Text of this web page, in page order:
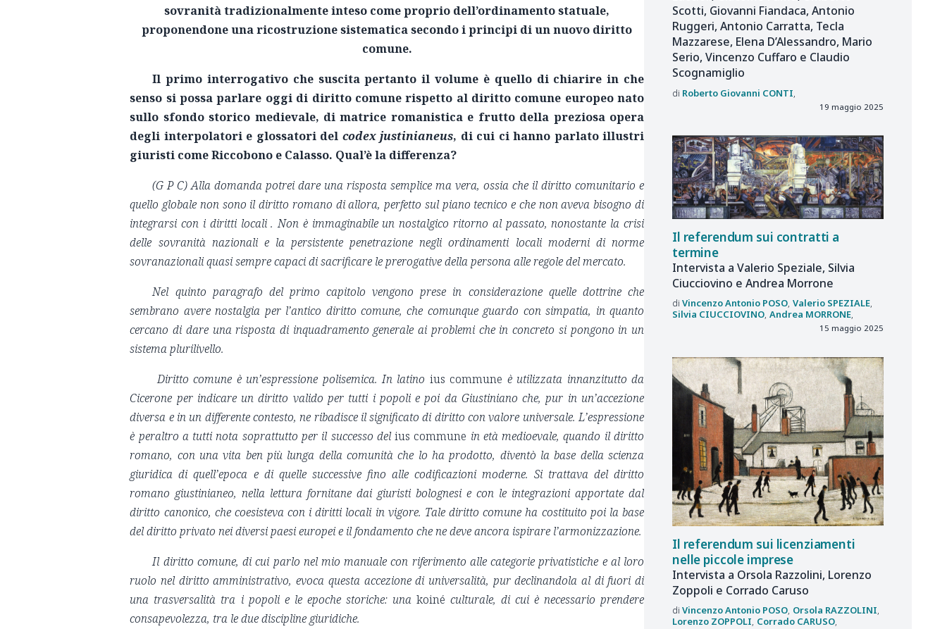
sovranità tradizionalmente inteso come proprio dell’ordinamento statuale,
proponendone una ricostruzione sistematica secondo i principi di un nuovo diritto
comune.
Il primo interrogativo che suscita pertanto il volume è quello di chiarire in che
senso si possa parlare oggi di diritto comune rispetto al diritto comune europeo nato
sullo sfondo storico medievale, di matrice romanistica e frutto della preziosa opera
degli interpolatori e glossatori del codex justinianeus, di cui ci hanno parlato illustri
giuristi come Riccobono e Calasso. Qual’è la differenza?
(G P C)Alla domanda potrei dare una risposta semplice ma vera, ossia che il diritto comunitario e
quello globale non sono il diritto romano di allora, perfetto sul piano tecnico e che non aveva bisogno di
integrarsi con i diritti locali . Non è immaginabile un nostalgico ritorno al passato, nonostante la crisi
delle sovranità nazionali e la persistente penetrazione negli ordinamenti locali moderni di norme
sovranazionali quasi sempre capaci di sacrificare le prerogative della persona alle regole del mercato.
Nel quinto paragrafo del primo capitolo vengono prese in considerazione quelle dottrine che
sembrano avere nostalgia per l’antico diritto comune, che comunque guardo con simpatia, in quanto
cercano di dare una risposta di inquadramento generale ai problemi che in concreto si pongono in un
sistema plurilivello.
Diritto comune è un’espressione polisemica. In latino ius commune è utilizzata innanzitutto da
Cicerone per indicare un diritto valido per tutti i popoli e poi da Giustiniano che, pur in un’accezione
diversa e in un differente contesto, ne ribadisce il significato di diritto con valore universale. L’espressione
è peraltro a tutti nota soprattutto per il successo delius commune in età medioevale, quando il diritto
romano, con una vita ben più lunga della comunità che lo ha prodotto, diventò la base della scienza
giuridica di quell’epoca e di quelle successive fino alle codificazioni moderne. Si trattava del diritto
romano giustinianeo, nella lettura fornitane dai giuristi bolognesi e con le integrazioni apportate dal
diritto canonico, che coesisteva con i diritti locali in vigore. Tale diritto comune ha costituito poi la base
del diritto privato nei diversi paesi europei e il fondamento che ne deve ancora ispirare l’armonizzazione.
Il diritto comune, di cui parlo nel mio manuale con riferimento alle categorie privatistiche e al loro
ruolo nel diritto amministrativo, evoca questa accezione di universalità, pur declinandola al di fuori di
una trasversalità tra i popoli e le epoche storiche: una koiné culturale, di cui è necessario prendere
consapevolezza, tra le due discipline giuridiche.
Scotti, Giovanni Fiandaca, Antonio
Ruggeri, Antonio Carratta, Tecla
Mazzarese, Elena D’Alessandro, Mario
Serio, Vincenzo Cuffaro e Claudio
Scognamiglio
Roberto Giovanni CONTI
19 maggio 2025
Il referendum sui contratti a
termine
Intervista a Valerio Speziale, Silvia
Ciucciovino e Andrea Morrone
Vincenzo Antonio POSO Valerio SPEZIALE
Silvia CIUCCIOVINO Andrea MORRONE
15 maggio 2025
Il referendum sui licenziamenti
nelle piccole imprese
Intervista a Orsola Razzolini, Lorenzo
Zoppoli e Corrado Caruso
Vincenzo Antonio POSO Orsola RAZZOLINI
Lorenzo ZOPPOLI Corrado CARUSO